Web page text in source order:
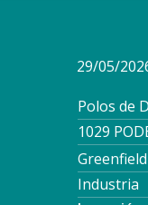
29/05/
Polos de
1029
Greenfield
Industria